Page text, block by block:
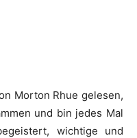
Morton Rhue gelesen,
und bin jedes Mal
wichtige und